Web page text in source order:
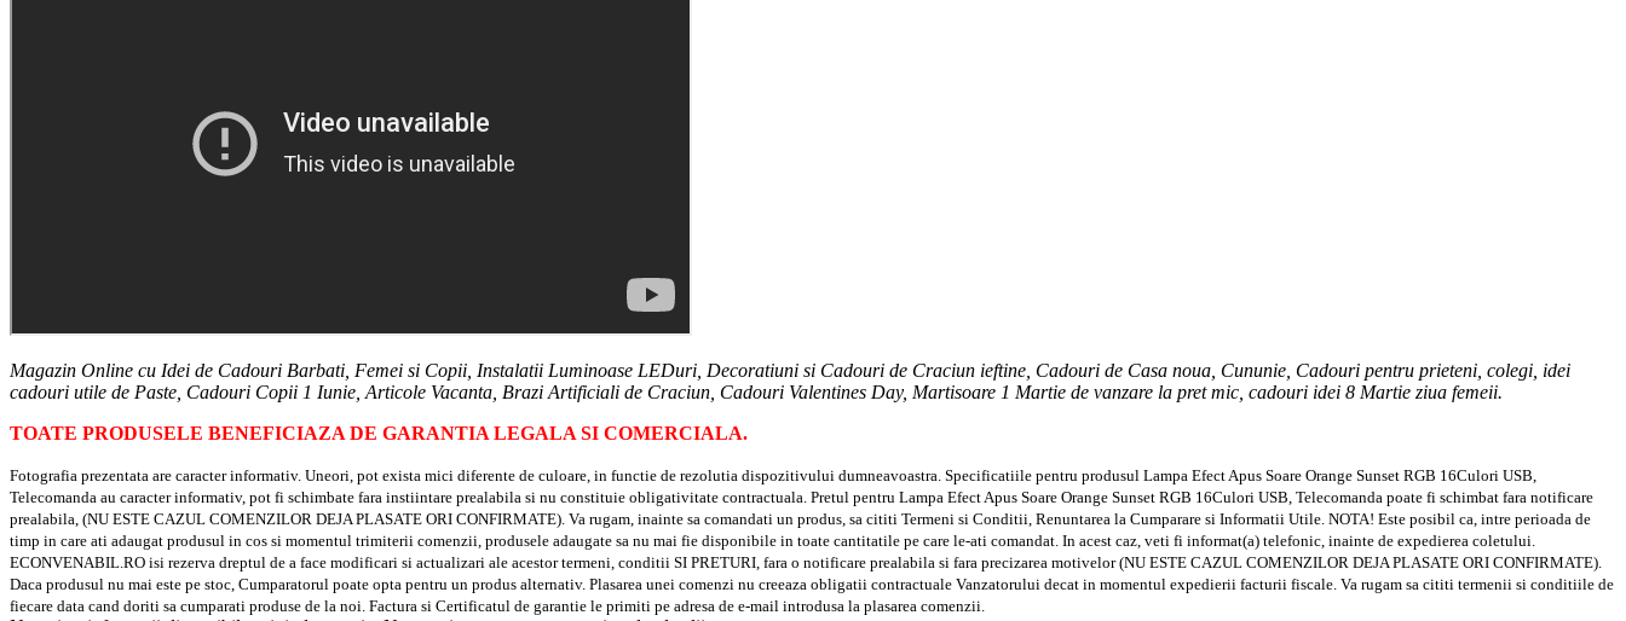
Magazin Online cu Idei de Cadouri Barbati, Femei si Copii, Instalatii Luminoase LEDuri, Decoratiuni si Cadouri de Craciun ieftine, Cadouri de Casa noua, Cununie, Cadouri pentru prieteni, colegi, idei
cadouri utile de Paste, Cadouri Copii 1 Iunie, Articole Vacanta, Brazi Artificiali de Craciun, Cadouri Valentines Day, Martisoare 1 Martie de vanzare la pret mic, cadouri idei 8 Martie ziua femeii.
TOATE PRODUSELE BENEFICIAZA DE GARANTIA LEGALA SI COMERCIALA.
Fotografia prezentata are caracter informativ. Uneori, pot exista mici diferente de culoare, in functie de rezolutia dispozitivului dumneavoastra. Specificatiile pentru produsul Lampa Efect Apus Soare Orange Sunset RGB 16Culori USB,
Telecomanda au caracter informativ, pot fi schimbate fara instiintare prealabila si nu constituie obligativitate contractuala. Pretul pentru Lampa Efect Apus Soare Orange Sunset RGB 16Culori USB, Telecomanda poate fi schimbat fara notificare
prealabila, (NU ESTE CAZUL COMENZILOR DEJA PLASATE ORI CONFIRMATE). Va rugam, inainte sa comandati un produs, sa cititi Termeni si Conditii, Renuntarea la Cumparare si Informatii Utile. NOTA! Este posibil ca, intre perioada de
timp in care ati adaugat produsul in cos si momentul trimiterii comenzii, produsele adaugate sa nu mai fie disponibile in toate cantitatile pe care le-ati comandat. In acest caz, veti fi informat(a) telefonic, inainte de expedierea coletului.
ECONVENABIL.RO isi rezerva dreptul de a face modificari si actualizari ale acestor termeni, conditii SI PRETURI, fara o notificare prealabila si fara precizarea motivelor (NU ESTE CAZUL COMENZILOR DEJA PLASATE ORI CONFIRMATE).
Daca produsul nu mai este pe stoc, Cumparatorul poate opta pentru un produs alternativ. Plasarea unei comenzi nu creeaza obligatii contractuale Vanzatorului decat in momentul expedierii facturii fiscale. Va rugam sa cititi termenii si conditiile de
fiecare data cand doriti sa cumparati produse de la noi. Factura si Certificatul de garantie le primiti pe adresa de e-mail introdusa la plasarea comenzii.